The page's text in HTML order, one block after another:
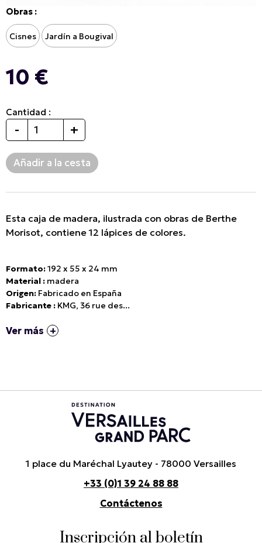
Obras :
Cisnes Jardín a Bougival
10 €
Cantidad :
- +
Esta caja de madera, ilustrada con obras de Berthe
Morisot, contiene 12 lápices de colores.
Formato:192 x 55 x 24 mm
Material : madera
Origen: Fabricado en España
Fabricante : KMG, 36 rue des...
Ver más
1 place du Maréchal Lyautey - 78000 Versailles
+33 (0)1 39 24 88 88
Contáctenos
Inscripción al boletín